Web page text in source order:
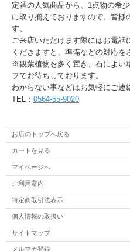
定番の人気商品から、1点物の希
に取り揃えておりますので、皆様
す。
ご来店いただけます際にはお電
くだきますと、準備などの対応を
※観葉植物を多く置き、石によい
フでお待ちしております。
わからない事などはお気軽にご連
TEL： 0564-55-9020
お店のトップへ戻る
カートを見る
マイページへ
ご利用案内
特定商取引法表示
個人情報の取扱い
サイトマップ
メルマガ登録